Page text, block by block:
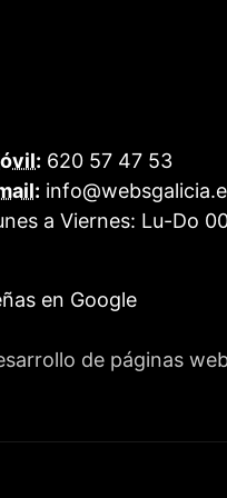
620 57 47 53
a Viernes: Lu-Do
en Google
de páginas